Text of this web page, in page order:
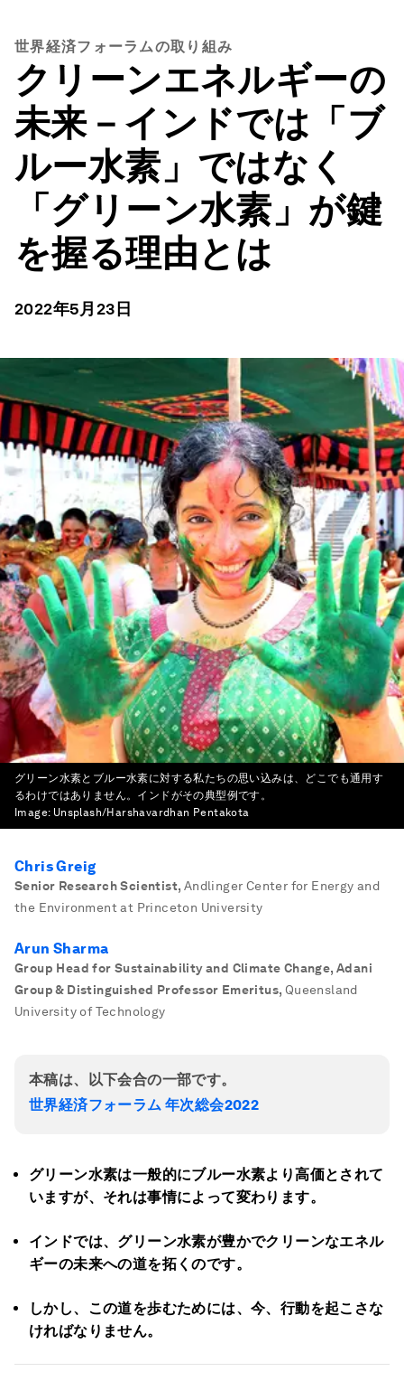
世界経済フォーラムの取り組み
クリーンエネルギーの
未来－インドでは「ブ
ルー水素」ではなく
「グリーン水素」が鍵
を握る理由とは
2022年5月23日
グリーン水素とブルー水素に対する私たちの思い込みは、どこでも通用す
るわけではありません。インドがその典型例です。
Image: Unsplash/Harshavardhan Pentakota
Chris Greig
Senior Research Scientist, Andlinger Center for Energy and
the Environment at Princeton University
Arun Sharma
Group Head for Sustainability and Climate Change, Adani
Group & Distinguished Professor Emeritus, Queensland
University of Technology
本稿は、以下会合の一部です。
世界経済フォーラム 年次総会2022
グリーン水素は一般的にブルー水素より高価とされて
いますが、それは事情によって変わります。
インドでは、グリーン水素が豊かでクリーンなエネル
ギーの未来への道を拓くのです。
しかし、この道を歩むためには、今、行動を起こさな
ければなりません。